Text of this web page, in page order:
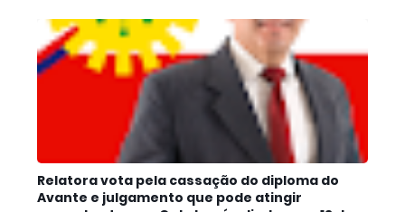
Relatora vota pela cassação do diploma do
Avante e julgamento que pode atingir